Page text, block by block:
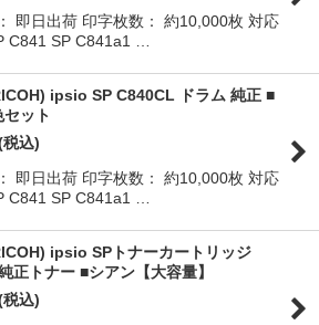
即日出荷 印字枚数： 約10,000枚 対応
C841 SP C841a1 …
ipsio SP C840CL ドラム 純正 ■
ット
税込)
即日出荷 印字枚数： 約10,000枚 対応
C841 SP C841a1 …
ipsio SPトナーカートリッジ
正トナー ■シアン【大容量】
税込)